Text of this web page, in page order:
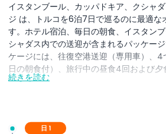
イスタンブール、カッパドキア、クシャ
ジ は、トルコを6泊7日で巡るのに最適な
す。ホテル宿泊、毎日の朝食、イスタン
シャダス内での送迎が含まれるパッケー
ケージには、往復空港送迎（専用車）、
日の朝食付）、旅行中の昼食4回および夕
ージのオプションと料金:
続きを読む
日 1